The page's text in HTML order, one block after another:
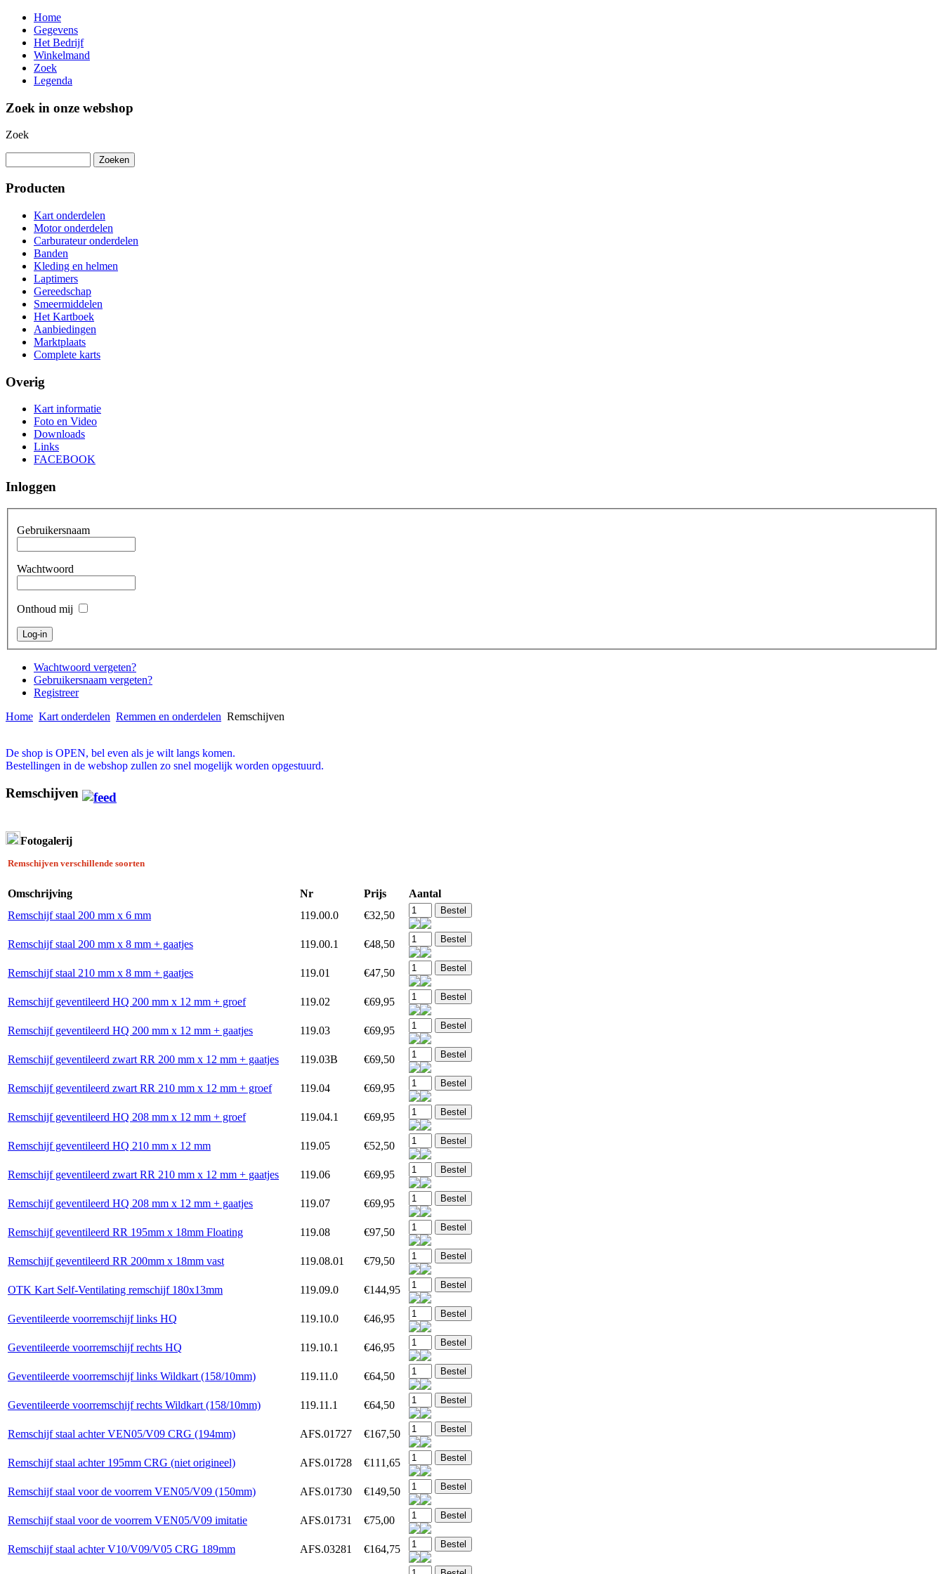
Home
Gegevens
Het Bedrijf
Winkelmand
Zoek
Legenda
Zoek in onze webshop
Zoek
Producten
Kart onderdelen
Motor onderdelen
Carburateur onderdelen
Banden
Kleding en helmen
Laptimers
Gereedschap
Smeermiddelen
Het Kartboek
Aanbiedingen
Marktplaats
Complete karts
Overig
Kart informatie
Foto en Video
Downloads
Links
FACEBOOK
Inloggen
Gebruikersnaam
Wachtwoord
Onthoud mij
Wachtwoord vergeten?
Gebruikersnaam vergeten?
Registreer
Home Kart onderdelen Remmen en onderdelen Remschijven
De shop is OPEN, bel even als je wilt langs komen.
Bestellingen in de webshop zullen zo snel mogelijk worden opgestuurd.
Remschijven
Fotogalerij
Remschijven verschillende soorten
Omschrijving Nr Prijs
Aantal
Remschijf staal 200 mm x 6 mm
119.00.0 €32,50
Remschijf staal 200 mm x 8 mm + gaatjes 119.00.1 €48,50
Remschijf staal 210 mm x 8 mm + gaatjes 119.01 €47,50
Remschijf geventileerd HQ 200 mm x 12 mm + groef 119.02 €69,95
Remschijf geventileerd HQ 200 mm x 12 mm + gaatjes 119.03 €69,95
Remschijf geventileerd zwart RR 200 mm x 12 mm + gaatjes 119.03B €69,50
Remschijf geventileerd zwart RR 210 mm x 12 mm + groef 119.04 €69,95
Remschijf geventileerd HQ 208 mm x 12 mm + groef 119.04.1 €69,95
Remschijf geventileerd HQ 210 mm x 12 mm 119.05 €52,50
Remschijf geventileerd zwart RR 210 mm x 12 mm + gaatjes 119.06 €69,95
Remschijf geventileerd HQ 208 mm x 12 mm + gaatjes 119.07 €69,95
Remschijf geventileerd RR 195mm x 18mm Floating 119.08 €97,50
Remschijf geventileerd RR 200mm x 18mm vast 119.08.01 €79,50
OTK Kart Self-Ventilating remschijf 180x13mm 119.09.0 €144,95
Geventileerde voorremschijf links HQ 119.10.0 €46,95
Geventileerde voorremschijf rechts HQ 119.10.1 €46,95
Geventileerde voorremschijf links Wildkart (158/10mm) 119.11.0 €64,50
Geventileerde voorremschijf rechts Wildkart (158/10mm) 119.11.1 €64,50
Remschijf staal achter VEN05/V09 CRG (194mm) AFS.01727 €167,50
Remschijf staal achter 195mm CRG (niet origineel) AFS.01728 €111,65
Remschijf staal voor de voorrem VEN05/V09 (150mm) AFS.01730 €149,50
Remschijf staal voor de voorrem VEN05/V09 imitatie AFS.01731 €75,00
Remschijf staal achter V10/V09/V05 CRG 189mm AFS.03281 €164,75